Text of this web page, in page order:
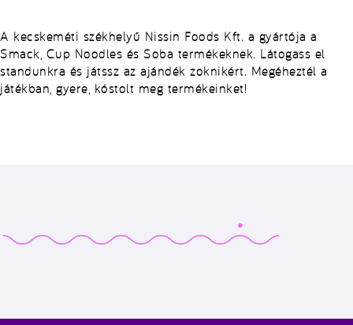
A kecskeméti székhelyű Nissin Foods Kft. a gyártója a
Smack, Cup Noodles és Soba termékeknek. Látogass el
standunkra és játssz az ajándék zoknikért. Megéheztél a
játékban, gyere, kóstolt meg termékeinket!